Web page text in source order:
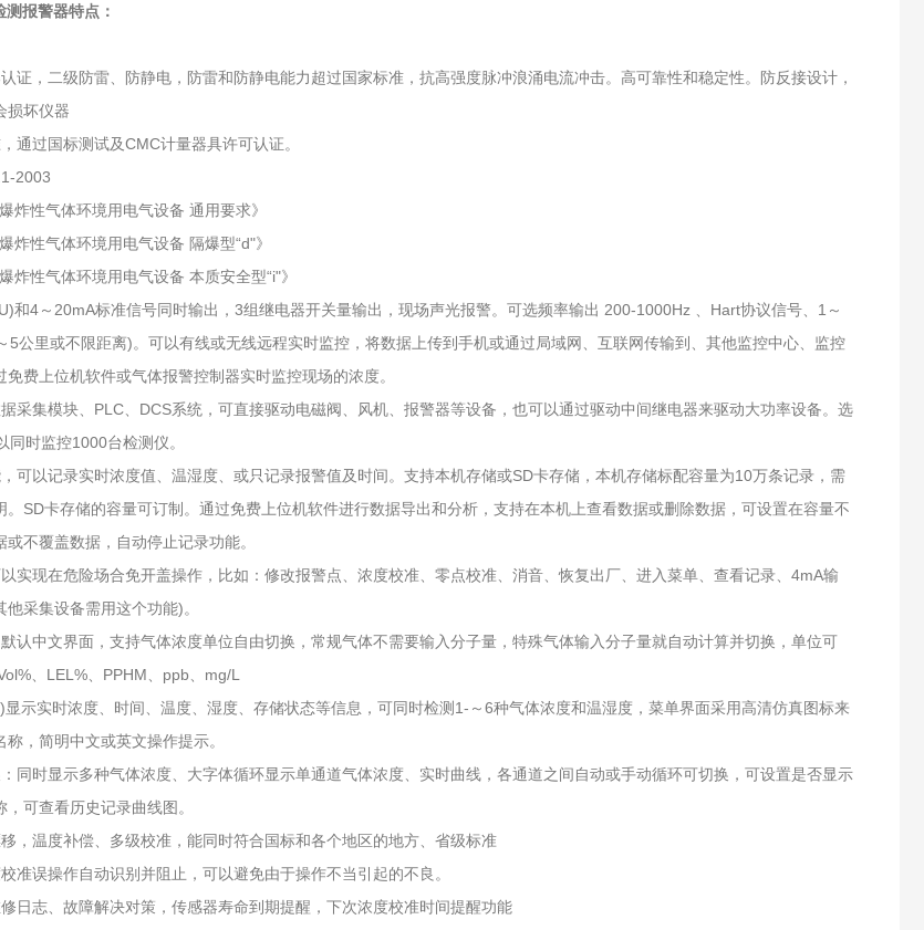
报警器特点：
证，二级防雷、防静电，防雷和防静电能力超过国家标准，抗高强度脉冲浪涌电流冲击。高可靠性和稳定性。防反接设计，
损坏仪器
通过国标测试及CMC计量器具许可认证。
2003
性气体环境用电气设备 通用要求》
性气体环境用电气设备 隔爆型“d"》
性气体环境用电气设备 本质安全型“i"》
和4～20mA标准信号同时输出，3组继电器开关量输出，现场声光报警。可选频率输出 200-1000Hz 、Hart协议信号、1～
5公里或不限距离)。可以有线或无线远程实时监控，将数据上传到手机或通过局域网、互联网传输到、其他监控中心、监控
费上位机软件或气体报警控制器实时监控现场的浓度。
采集模块、PLC、DCS系统，可直接驱动电磁阀、风机、报警器等设备，也可以通过驱动中间继电器来驱动大功率设备。选
时监控1000台检测仪。
可以记录实时浓度值、温湿度、或只记录报警值及时间。支持本机存储或SD卡存储，本机存储标配容量为10万条记录，需
。SD卡存储的容量可订制。通过免费上位机软件进行数据导出和分析，支持在本机上查看数据或删除数据，可设置在容量不
不覆盖数据，自动停止记录功能。
实现在危险场合免开盖操作，比如：修改报警点、浓度校准、零点校准、消音、恢复出厂、进入菜单、查看记录、4mA输
采集设备需用这个功能)。
认中文界面，支持气体浓度单位自由切换，常规气体不需要输入分子量，特殊气体输入分子量就自动计算并切换，单位可
、LEL%、PPHM、ppb、mg/L
示实时浓度、时间、温度、湿度、存储状态等信息，可同时检测1-～6种气体浓度和温湿度，菜单界面采用高清仿真图标来
，简明中文或英文操作提示。
同时显示多种气体浓度、大字体循环显示单通道气体浓度、实时曲线，各通道之间自动或手动循环可切换，可设置是否显示
可查看历史记录曲线图。
，温度补偿、多级校准，能同时符合国标和各个地区的地方、省级标准
准误操作自动识别并阻止，可以避免由于操作不当引起的不良。
日志、故障解决对策，传感器寿命到期提醒，下次浓度校准时间提醒功能